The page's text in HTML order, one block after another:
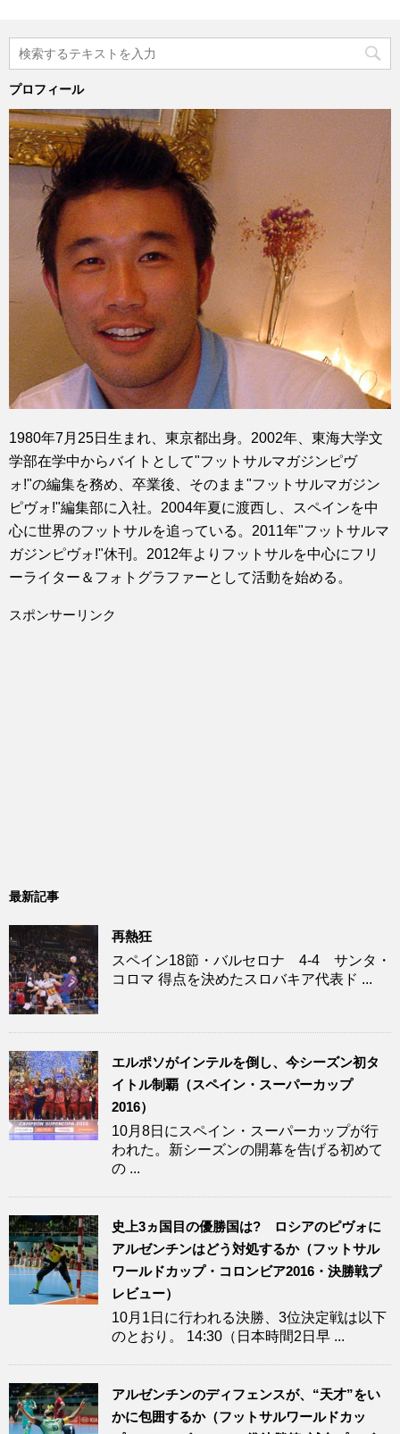
プロフィール
1980年7月25日生まれ、東京都出身。2002年、東海大学文
学部在学中からバイトとして"フットサルマガジンピヴ
ォ!"の編集を務め、卒業後、そのまま"フットサルマガジン
ピヴォ!"編集部に入社。2004年夏に渡西し、スペインを中
心に世界のフットサルを追っている。2011年"フットサルマ
ガジンピヴォ!"休刊。2012年よりフットサルを中心にフリ
ーライター＆フォトグラファーとして活動を始める。
スポンサーリンク
最新記事
再熱狂
スペイン18節・バルセロナ 4-4 サンタ・
コロマ 得点を決めたスロバキア代表ド ...
エルポソがインテルを倒し、今シーズン初タ
イトル制覇（スペイン・スーパーカップ
2016）
10月8日にスペイン・スーパーカップが行
われた。新シーズンの開幕を告げる初めて
の ...
史上3ヵ国目の優勝国は? ロシアのピヴォに
アルゼンチンはどう対処するか（フットサル
ワールドカップ・コロンビア2016・決勝戦プ
レビュー）
10月1日に行われる決勝、3位決定戦は以下
のとおり。 14:30（日本時間2日早 ...
アルゼンチンのディフェンスが、“天才”をい
かに包囲するか（フットサルワールドカッ